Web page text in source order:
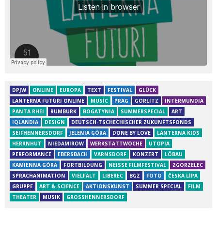
DPJW ONLINE EUROPA TEXT FESTIVAL
GLÜCK
LANTERNA FUTURI ONLINE
MUSIC PRAG GÖRLITZ
INTERMUNDIA
PANTA RHEI
RUMBURK BOGATYNIA SUMMERSPECIAL
ART
IQLANDIA
DESIGN
DEUTSCH-TSCHECHISCHER ZUKUNFTSFONDS
SEIFHENNERSDORF
JELENIA GÓRA DONE BY LOVE
LANTERNA KIDS
HERRNHUT
NIEDAMIROW WERKSTATTWOCHE
UTOPIA
PERFORMANCE
EBERSBACH VARNSDORF KONZERT
LÖBAU
KAMIENNA GÓRA
FORTBILDUNG NEISSE FILMFESTIVAL
ZGORZELEC
SPRACHANIMATION
VIELFALT LIBEREC BGZ FOTO
ČESKA LÍPA
GRUPPE
ART & SCIENCE AKTIONSKUNST SUMMER SPECIAL
FILM
THEATER
MUSIK GROSSHENNERSDORF